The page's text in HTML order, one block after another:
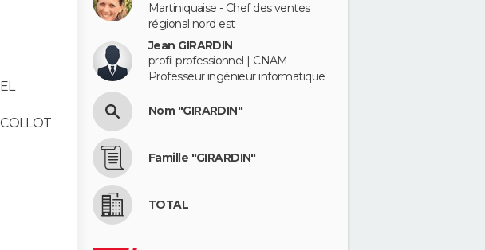
Martiniquaise - Chef des ventes
régional nord est
Jean GIRARDIN
profil professionnel | CNAM -
Professeur ingénieur informatique
Nom "GIRARDIN"
Famille "GIRARDIN"
TOTAL